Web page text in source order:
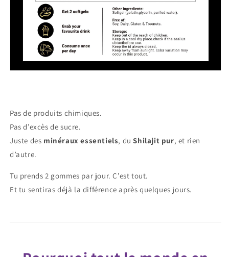
Pas de produits chimiques.
Pas d’excès de sucre.
Juste des minéraux essentiels, duShilajit pur, et rien
d’autre.
Tu prends 2 gommes par jour. C’est tout.
Et tu sentiras déjà la différence après quelques jours.